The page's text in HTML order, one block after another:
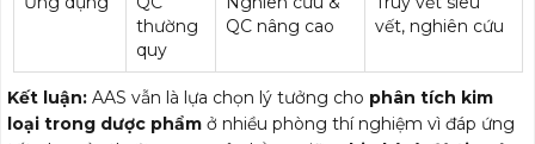
thường
quy
QC nâng cao
vết, nghiên cứu
Kết luận: AAS vẫn là lựa chọn lý tưởng cho phân tích kim
loại trong dược phẩm ở nhiều phòng thí nghiệm vì đáp ứng